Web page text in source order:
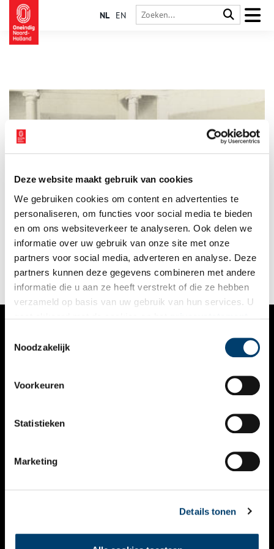
Deze website maakt gebruik van cookies
We gebruiken cookies om content en advertenties te
personaliseren, om functies voor social media te bieden
en om ons websiteverkeer te analyseren. Ook delen we
informatie over uw gebruik van onze site met onze
partners voor social media, adverteren en analyse. Deze
partners kunnen deze gegevens combineren met andere
informatie die u aan ze heeft verstrekt of die ze hebben
verzameld op basis van uw gebruik van hun services. U
Noodzakelijk
Voorkeuren
Statistieken
Marketing
Details tonen
NL EN
De kunst-voor-iedereen-gedachte bestaat al langer dan je zou
denken. De kunsthandel Frans Buffa & Zonen uit Amsterdam
was hier meester in. Zij behaalden grote successen met hun
gegraveerde reproducties van bestaande kunstwerken.
VERHALEN
KALENDER
THEMA’S
VIDEO’S
CONTACT